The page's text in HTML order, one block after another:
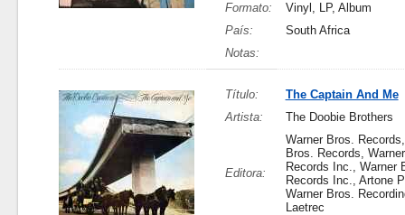
Formato:
Vinyl, LP, Album
País:
South Africa
Notas:
Título:
The Captain And Me
Artista:
The Doobie Brothers
Editora:
Warner Bros.
Bros. Records,
Records Inc., Warner
Records Inc., Artone
Warner Bros.
Laetrec